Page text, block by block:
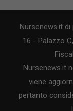
Nursenews.it di
16 - Palazzo
Nursenews.it
viene
pertanto